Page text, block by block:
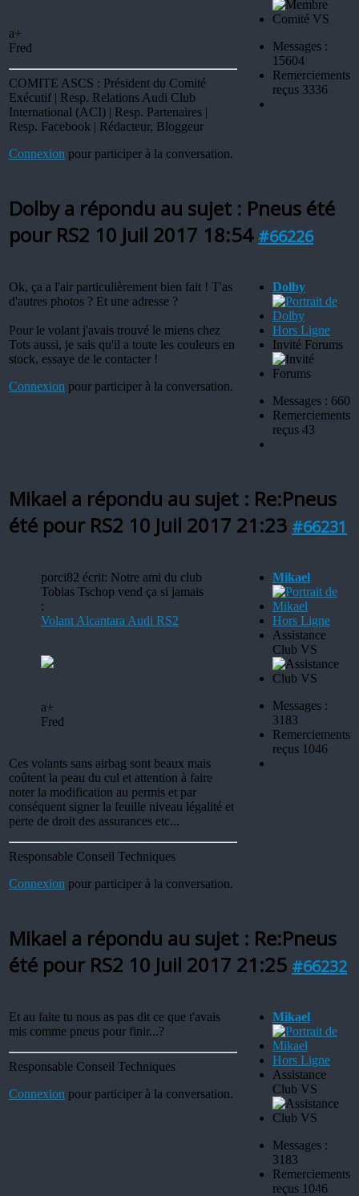
a+
Fred
COMITE ASCS : Président du Comité
Exécutif | Resp. Relations Audi Club
International (ACI) | Resp. Partenaires |
Resp. Facebook | Rédacteur, Bloggeur
Connexion pour participer à la conversation.
Messages :
15604
Remerciements
reçus 3336
Dolby a répondu au sujet : Pneus été
pour RS2 10 Juil 2017 18:54 #66226
Ok, ça a l'air particulièrement bien fait ! T'as
d'autres photos ? Et une adresse ?
Pour le volant j'avais trouvé le miens chez
Tots aussi, je sais qu'il a toute les couleurs en
stock, essaye de le contacter !
Connexion pour participer à la conversation.
Dolby
Hors Ligne
Invité Forums
Messages : 660
Remerciements
reçus 43
Mikael a répondu au sujet : Re:Pneus
été pour RS2 10 Juil 2017 21:23 #66231
porci82 écrit: Notre ami du club
Tobias Tschop vend ça si jamais
:
Volant Alcantara Audi RS2
a+
Fred
Ces volants sans airbag sont beaux mais
coûtent la peau du cul et attention à faire
noter la modification au permis et par
conséquent signer la feuille niveau légalité et
perte de droit des assurances etc...
Responsable Conseil Techniques
Connexion pour participer à la conversation.
Mikael
Hors Ligne
Assistance
Club VS
Messages :
3183
Remerciements
reçus 1046
Mikael a répondu au sujet : Re:Pneus
été pour RS2 10 Juil 2017 21:25 #66232
Et au faite tu nous as pas dit ce que t'avais
mis comme pneus pour finir...?
Responsable Conseil Techniques
Connexion pour participer à la conversation.
Mikael
Hors Ligne
Assistance
Club VS
Messages :
3183
Remerciements
reçus 1046